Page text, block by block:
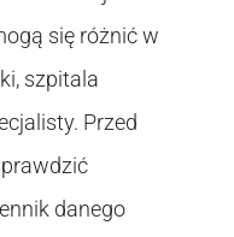
się różnić w
szpitala
Przed
danego